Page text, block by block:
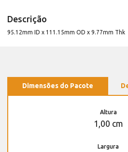
Descrição
95.12mm ID x 111.15mm OD x 9.77mm Thk
Dimensões do Pacote
Altura
1,00 cm
Largura